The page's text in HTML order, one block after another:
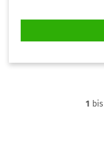
1 bis